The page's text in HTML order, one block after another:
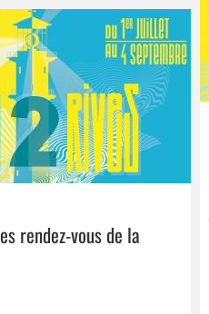
rendez-vous de la